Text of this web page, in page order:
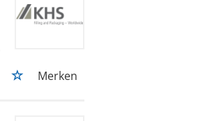
Merken